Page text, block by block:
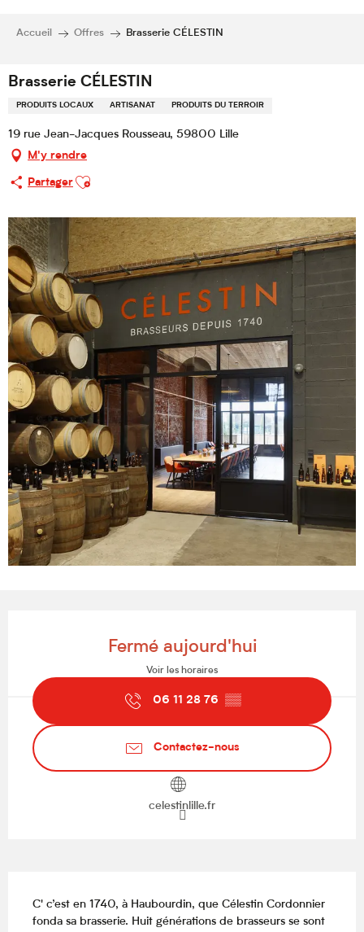
Accueil Offres Brasserie CÉLESTIN
Brasserie CÉLESTIN
PRODUITS LOCAUX ARTISANAT PRODUITS DU TERROIR
19 rue Jean-Jacques Rousseau, 59800 Lille
M'y rendre
Partager
Ajouter aux favoris
Fermé aujourd'hui
Voir les horaires
06 11 28 76 ▒▒
Contactez-nous
celestinlille.fr
C' c’est en 1740, à Haubourdin, que Célestin Cordonnier
fonda sa brasserie. Huit générations de brasseurs se sont